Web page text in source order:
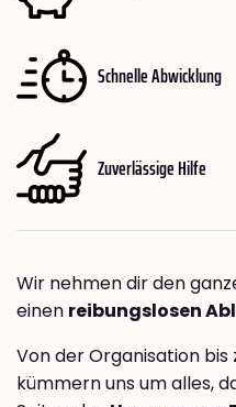
Schnelle Abwicklung
Zuverlässige Hilfe
Wir nehmen dir den
einen reibungslosen
Von der Organisation
kümmern uns um alles,